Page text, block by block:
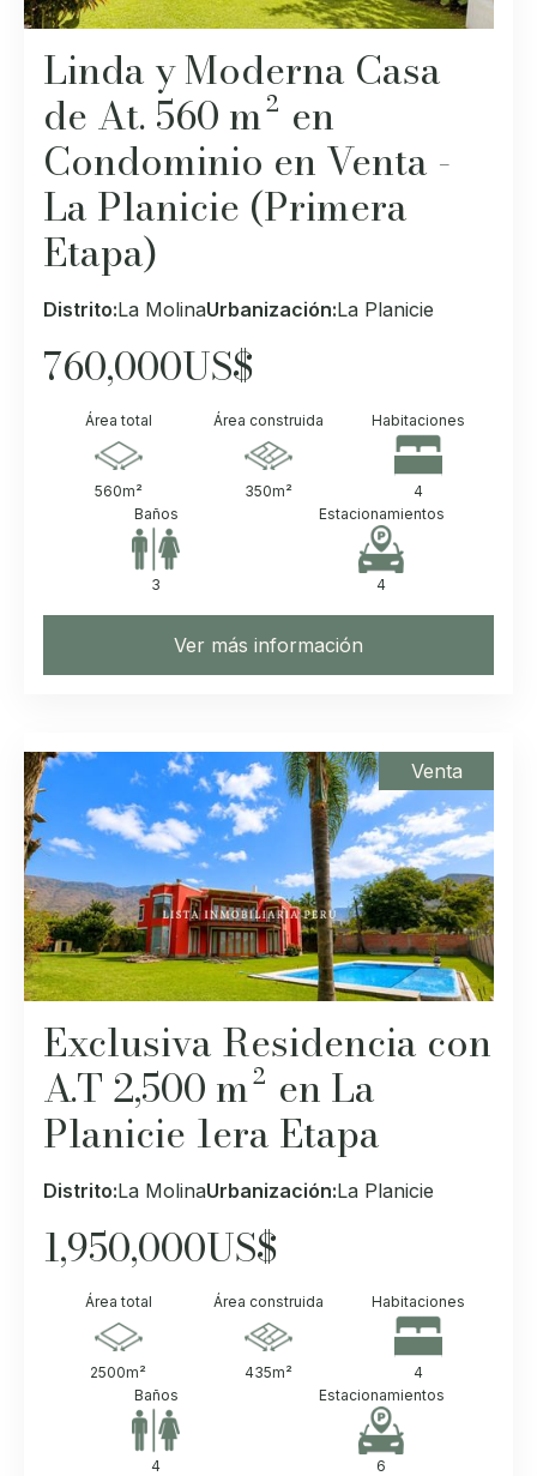
Linda y Moderna Casa
de At. 560 m² en
Condominio en Venta -
La Planicie (Primera
Etapa)
Distrito:La MolinaUrbanización:La Planicie
760,000US$
Área total
560m²
Área construida
350m²
Habitaciones
4
Baños
3
Estacionamientos
4
Ver más información
Venta
Exclusiva Residencia con
A.T 2,500 m² en La
Planicie 1era Etapa
Distrito:La MolinaUrbanización:La Planicie
1,950,000US$
Área total
2500m²
Área construida
435m²
Habitaciones
4
Baños
4
Estacionamientos
6